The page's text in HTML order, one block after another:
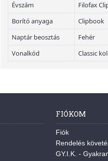
Évszám
Filofax
Borító anyaga
Clipbook
Naptár beosztás
Fehér
Vonalkód
Classic
FIÓKOM
Fiók
Rendelés
GY.I.K. -